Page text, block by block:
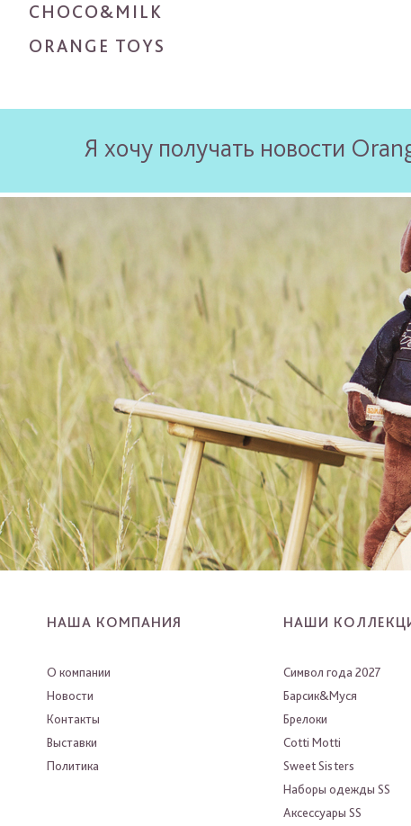
CHOCO&MILK
ORANGE TOYS
Я хочу получать новости
НАША КОМПАНИЯ
О компании
Новости
Контакты
Выставки
Политика
НАШИ
Символ года 2027
Барсик&Муся
Брелоки
Cotti Motti
Sweet Sisters
Наборы одежды SS
Аксессуары SS